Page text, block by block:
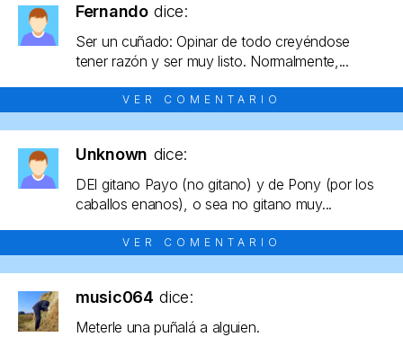
Fernando dice:
Ser un cuñado: Opinar de todo creyéndose
tener razón y ser muy listo. Normalmente,...
VER COMENTARIO
Unknown dice:
DEl gitano Payo (no gitano) y de Pony (por los
caballos enanos), o sea no gitano muy...
VER COMENTARIO
music064 dice:
Meterle una puñalá a alguien.